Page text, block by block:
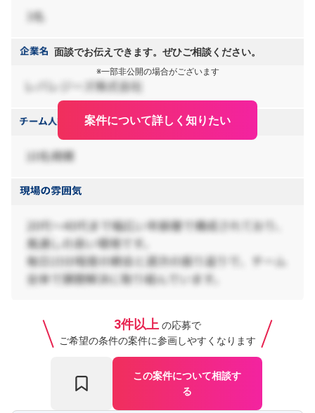
面談でお伝えできます。ぜひご相談ください。
※一部非公開の場合がございます
案件について詳しく知りたい
3件以上 の応募で
ご希望の条件の案件に参画しやすくなります
この案件について相談す
る